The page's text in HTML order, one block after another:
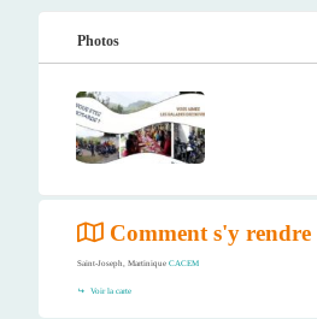
Photos
Comment s'y rendre
Saint-Joseph, Martinique CACEM
Voir la carte